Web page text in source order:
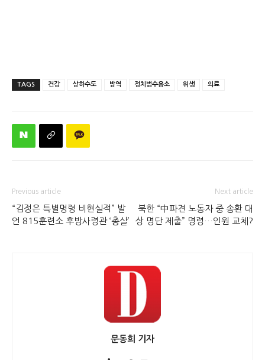
TAGS 건강 상하수도 방역 정치범수용소 위생 의료
Previous article
“김정은 특별명령 비현실적” 발
언 815훈련소 후방사령관 ‘총살’
Next article
북한 “中파견 노동자 중 송환 대
상 명단 제출” 명령…인원 교체?
문동희 기자